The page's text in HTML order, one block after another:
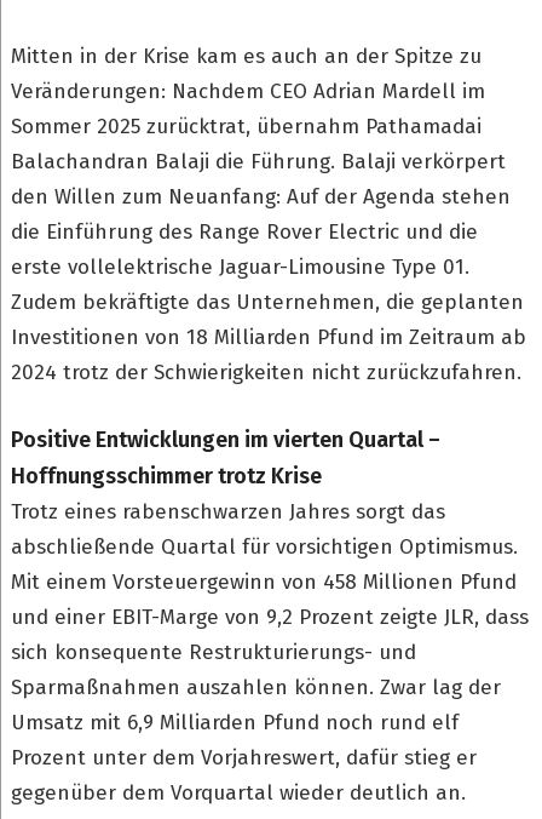
Mitten in der Krise kam es auch an der Spitze zu
Veränderungen: Nachdem CEO Adrian Mardell im
Sommer 2025 zurücktrat, übernahm Pathamadai
Balachandran Balaji die Führung. Balaji verkörpert
den Willen zum Neuanfang: Auf der Agenda stehen
die Einführung des Range Rover Electric und die
erste vollelektrische Jaguar-Limousine Type 01.
Zudem bekräftigte das Unternehmen, die geplanten
Investitionen von 18 Milliarden Pfund im Zeitraum ab
2024 trotz der Schwierigkeiten nicht zurückzufahren.
Positive Entwicklungen im vierten Quartal –
Hoffnungsschimmer trotz Krise
Trotz eines rabenschwarzen Jahres sorgt das
abschließende Quartal für vorsichtigen Optimismus.
Mit einem Vorsteuergewinn von 458 Millionen Pfund
und einer EBIT-Marge von 9,2 Prozent zeigte JLR, dass
sich konsequente Restrukturierungs- und
Sparmaßnahmen auszahlen können. Zwar lag der
Umsatz mit 6,9 Milliarden Pfund noch rund elf
Prozent unter dem Vorjahreswert, dafür stieg er
gegenüber dem Vorquartal wieder deutlich an.